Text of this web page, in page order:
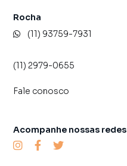
Rocha
(11) 93759-7931
(11) 2979-0655
Fale conosco
Acompanhe nossas redes